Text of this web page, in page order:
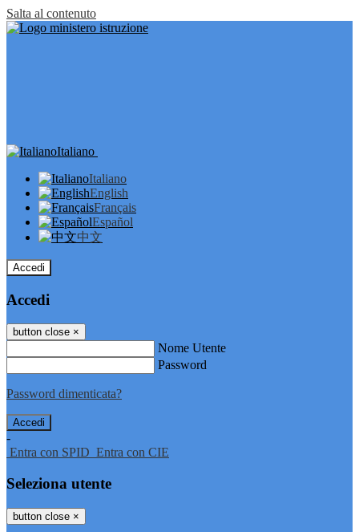
Salta al contenuto
Italiano
Italiano
English
Français
Español
中文
Accedi
Accedi
button close ×
Nome Utente
Password
Password dimenticata?
-
Entra con SPID Entra con CIE
Seleziona utente
button close ×